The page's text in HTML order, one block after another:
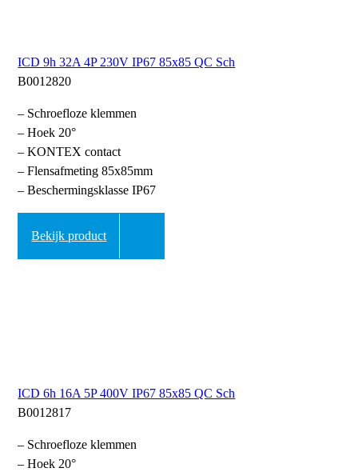
ICD 9h 32A 4P 230V IP67 85x85 QC Sch
B0012820
– Schroefloze klemmen
– Hoek 20°
– KONTEX contact
– Flensafmeting 85x85mm
– Beschermingsklasse IP67
Bekijk product
ICD 6h 16A 5P 400V IP67 85x85 QC Sch
B0012817
– Schroefloze klemmen
– Hoek 20°